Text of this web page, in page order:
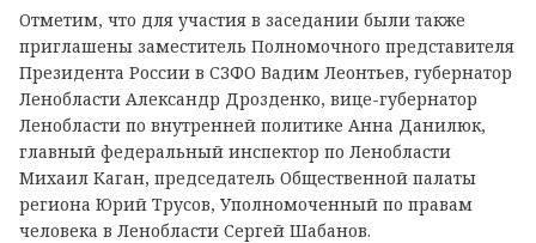
Отметим, что для участия в заседании были также
приглашены заместитель Полномочного представителя
Президента России в СЗФО Вадим Леонтьев, губернатор
Ленобласти Александр Дрозденко, вице-губернатор
Ленобласти по внутренней политике Анна Данилюк,
главный федеральный инспектор по Ленобласти
Михаил Каган, председатель Общественной палаты
региона Юрий Трусов, Уполномоченный по правам
человека в Ленобласти Сергей Шабанов.